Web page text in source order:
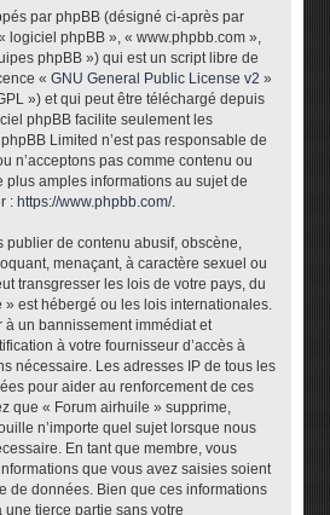
par phpBB (désigné ci-après par
logiciel phpBB », « www.phpbb.com »,
phpBB ») qui est un script libre de
«GNU General Public License v2 »
») et qui peut être téléchargé depuis
phpBB facilite seulement les
Limited n’est pas responsable de
n’acceptons pas comme contenu ou
plus amples informations au sujet de
: https://www.phpbb.com/.
publier de contenu abusif, obscène,
menaçant, à caractère sexuel ou
transgresser les lois de votre pays, du
» est hébergé ou les lois internationales.
à un bannissement immédiat et
à votre fournisseur d’accès à
nécessaire. Les adresses IP de tous les
pour aider au renforcement de ces
que « Forum airhuile » supprime,
n’importe quel sujet lorsque nous
En tant que membre, vous
que vous avez saisies soient
de données. Bien que ces informations
tierce partie sans votre